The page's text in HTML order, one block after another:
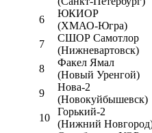
6
ЮКИОР
(ХМАО-Югра)
7
СШОР Самотлор
(Нижневартовск)
8
Факел Ямал
(Новый Уренгой)
9
Нова-2
(Новокуйбышевск)
10
Горький-2
(Нижний